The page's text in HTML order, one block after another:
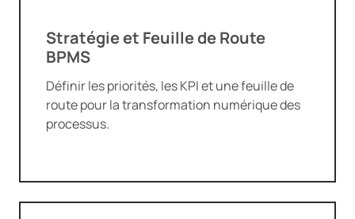
Stratégie et Feuille de Route
BPMS
Définir les priorités, les KPI et une feuille de
route pour la transformation numérique des
processus.